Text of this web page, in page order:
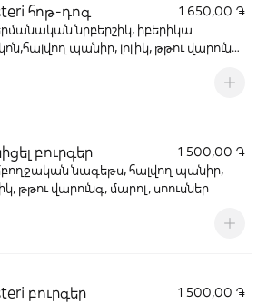
հոթ-դոգ
1 650,00 ֏
նրբերշիկ, իբերիկա
պանիր, լոլիկ, թթու վարունգ,
բուրգեր
1 500,00 ֏
նագեթս, հալվող պանիր,
թթու վարունգ, մարոլ, սոուսներ
բուրգեր
1 500,00 ֏